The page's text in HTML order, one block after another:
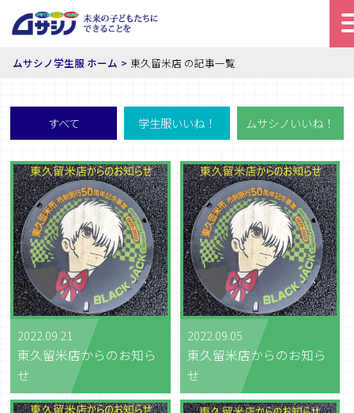
ムサシノ学生服 ホーム 東久留米店 の記事一覧
すべて 学生服いいね！ ムサシノいいね！
2022.09.21
東久留米店からのお知ら
せ
2022.09.05
東久留米店からのお知ら
せ